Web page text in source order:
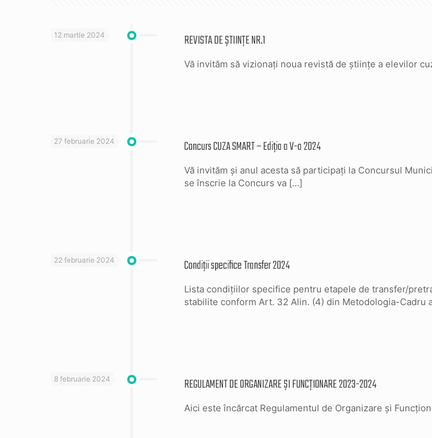
12 martie 2024 REVISTA DE ȘTIINȚE NR.1
Vă invităm să vizionați noua revistă de științe a elevilor
27 februarie 2024 Concurs CUZA SMART – Ediția a V-a 2024
Vă invităm și anul acesta să participați la Concursul
se înscrie la Concurs va […]
22 februarie 2024 Condiții specifice Transfer 2024
Lista condițiilor specifice pentru etapele de transfer/
stabilite conform Art. 32 Alin. (4) din Metodologia-Cadru
8 februarie 2024 REGULAMENT DE ORGANIZARE ȘI FUNCȚIONARE 2023-2024
Aici este încărcat Regulamentul de Organizare și